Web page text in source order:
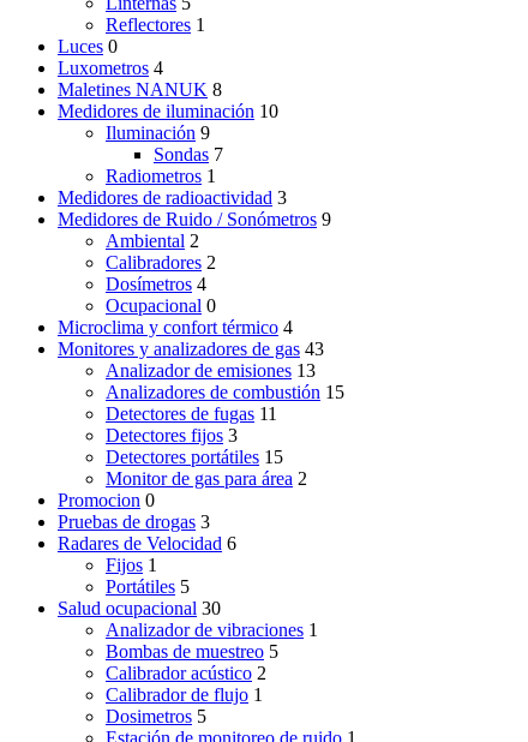
Reflectores 1
Luces 0
Luxometros 4
Maletines NANUK 8
Medidores de iluminación 10
Iluminación 9
Sondas 7
Radiometros 1
Medidores de radioactividad 3
Medidores de Ruido / Sonómetros 9
Ambiental 2
Calibradores 2
Dosímetros 4
Ocupacional 0
Microclima y confort térmico 4
Monitores y analizadores de gas 43
Analizador de emisiones 13
Analizadores de combustión 15
Detectores de fugas 11
Detectores fijos 3
Detectores portátiles 15
Monitor de gas para área 2
Promocion 0
Pruebas de drogas 3
Radares de Velocidad 6
Fijos 1
Portátiles 5
Salud ocupacional 30
Analizador de vibraciones 1
Bombas de muestreo 5
Calibrador acústico 2
Calibrador de flujo 1
Dosimetros 5